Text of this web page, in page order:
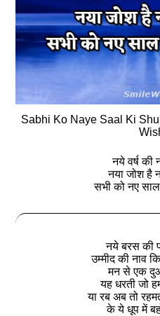
Sabhi Ko Naye Saal Ki
नये वर्ष की
नया जोश है
सभी को नए
नये बरस की
उम्मीद की नाव
मन से एक
यह धरती जो
या रब अब तो
के ये धूप में